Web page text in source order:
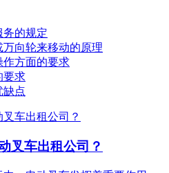
务的规定
向轮来移动的原理
作方面的要求
要求
缺点
叉车出租公司？